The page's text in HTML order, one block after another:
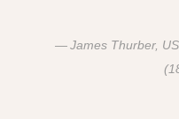
James Thurber,